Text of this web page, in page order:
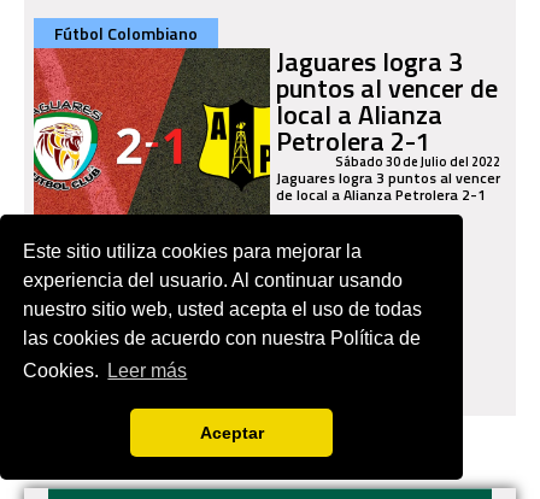
Este sitio utiliza cookies para mejorar la
experiencia del usuario. Al continuar usando
nuestro sitio web, usted acepta el uso de todas
las cookies de acuerdo con nuestra Política de
Cookies.
Leer más
Aceptar
Fútbol Colombiano
Jaguares logra 3
puntos al vencer de
local a Alianza
Petrolera 2-1
Sábado 30 de Julio del 2022
Jaguares logra 3 puntos al vencer
de local a Alianza Petrolera 2-1